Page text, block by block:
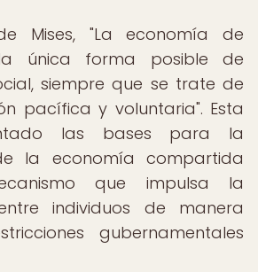
Mises, "La economía de
única forma posible de
siempre que se trate de
pacífica y voluntaria". Esta
las bases para la
la economía compartida
que impulsa la
individuos de manera
gubernamentales